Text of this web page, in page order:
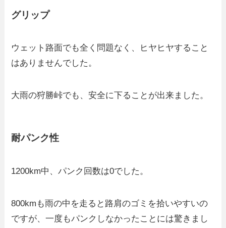
グリップ
ウェット路面でも全く問題なく、ヒヤヒヤすること
はありませんでした。
大雨の狩勝峠でも、安全に下ることが出来ました。
耐パンク性
1200km中、パンク回数は0でした。
800kmも雨の中を走ると路肩のゴミを拾いやすいの
ですが、一度もパンクしなかったことには驚きまし